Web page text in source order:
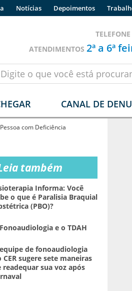
Notícias Depoimentos
TELEFONE
ATENDIMENTOS 2ª a 6ª
CANAL DE
com Deficiência
também
Informa: Você
o que é Paralisia Braquial
(PBO)?
e o TDAH
de fonoaudiologia
CER sugere sete maneiras
readequar sua voz após